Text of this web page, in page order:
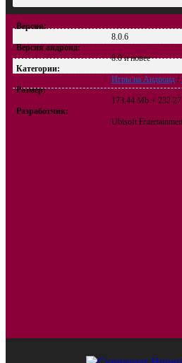
Версия:
8.0.6
Версия андроид:
8.0 и новее
Категории:
Игры на Андроид /
Размер:
173.44 Mb + 232.27
Разработчик:
Ubisoft